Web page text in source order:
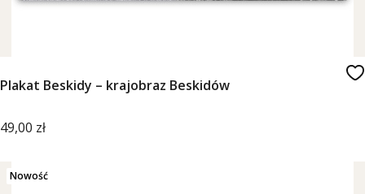
Plakat Beskidy – krajobraz Beskidów
Cena
49,00 zł
Nowość